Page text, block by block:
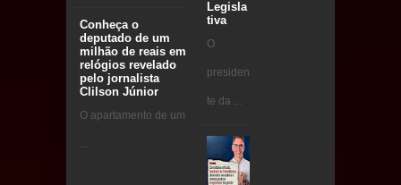
Conheça o
deputado de um
milhão de reais em
relógios revelado
pelo jornalista
Clilson Júnior
O apartamento de um
...
Legisla
tiva
O
presiden
te da ...